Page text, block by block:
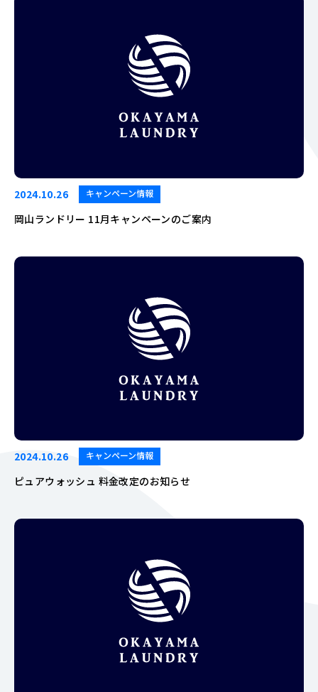
2024.10.26 キャンペーン情報
岡山ランドリー 11月キャンペーンのご案内
2024.10.26 キャンペーン情報
ピュアウォッシュ 料金改定のお知らせ